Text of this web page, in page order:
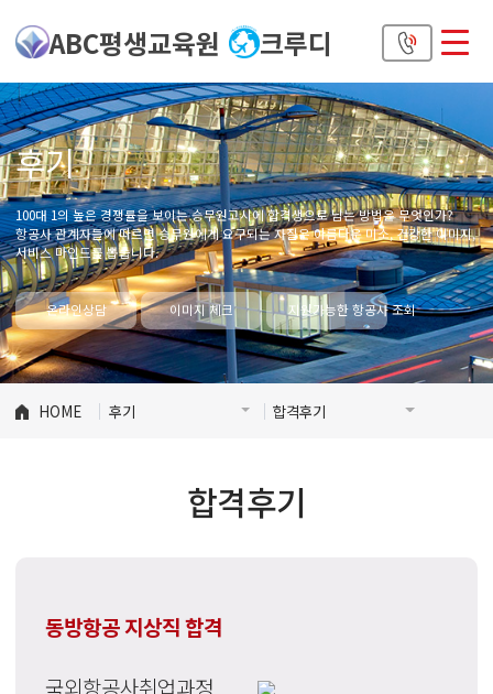
ABC평생교육원 크루디
후기
100대 1의 높은 경쟁률을 보이는 승무원고시에 합격생으로 남는 방법은 무엇인가?
항공사 관계자들에 따르면 승무원에게 요구되는 자질은 아름다운 미소, 건강한 이미지,
서비스 마인드를 뽑습니다.
온라인상담 이미지 체크 지원가능한 항공사 조회
HOME 후기 합격후기
합격후기
동방항공 지상직 합격
국외항공사취업과정